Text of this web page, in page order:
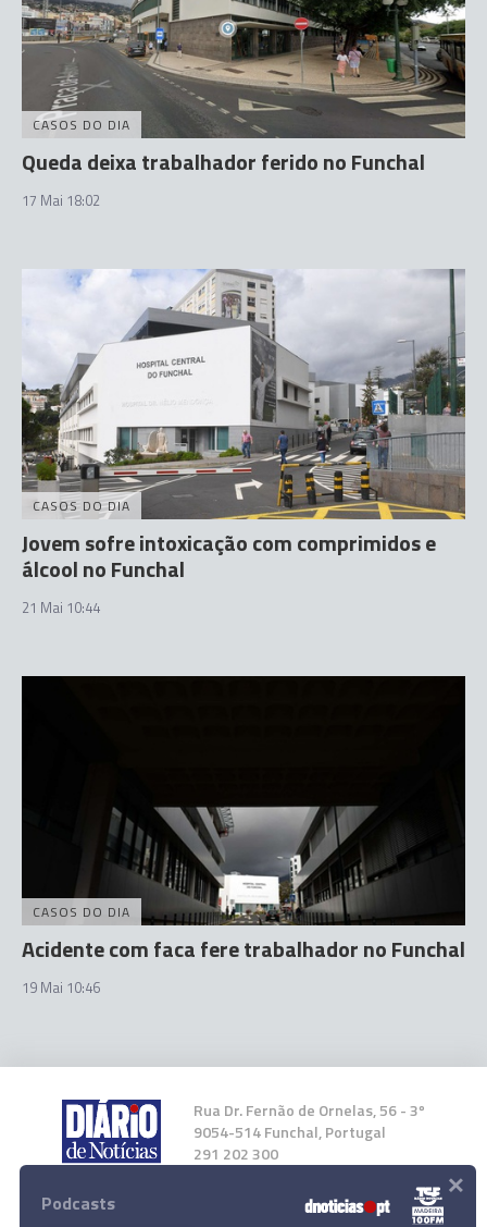
CASOS DO DIA
Queda deixa trabalhador ferido no Funchal
17 Mai 18:02
CASOS DO DIA
Jovem sofre intoxicação com comprimidos e
álcool no Funchal
21 Mai 10:44
CASOS DO DIA
Acidente com faca fere trabalhador no Funchal
19 Mai 10:46
Rua Dr. Fernão de Ornelas, 56 - 3º
9054-514 Funchal, Portugal
291 202 300
Instale a nossa App
Podcasts ×